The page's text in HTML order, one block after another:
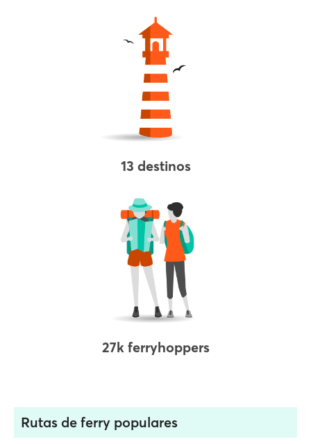
13 destinos
27k ferryhoppers
Rutas de ferry populares